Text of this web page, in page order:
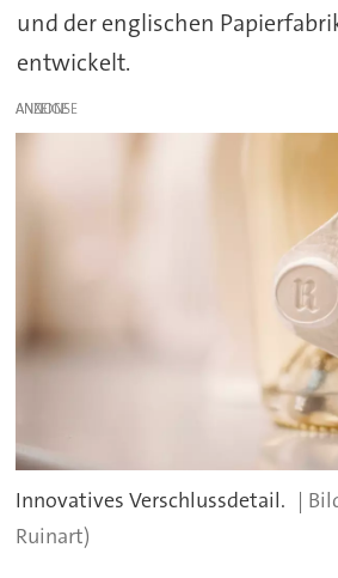
und der englischen
entwickelt.
ANZEIGE
Innovatives Verschlussdetail.
Ruinart)